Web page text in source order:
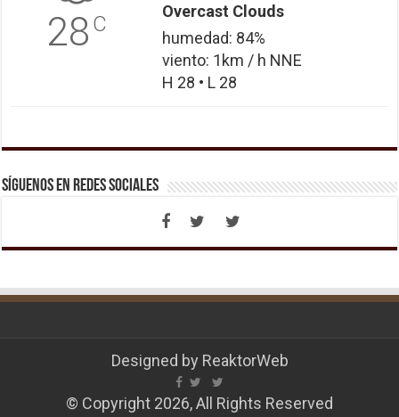
28 C
Overcast Clouds
humedad: 84%
viento: 1km / h NNE
H 28 • L 28
Síguenos en Redes Sociales
Designed by ReaktorWeb
© Copyright 2026, All Rights Reserved